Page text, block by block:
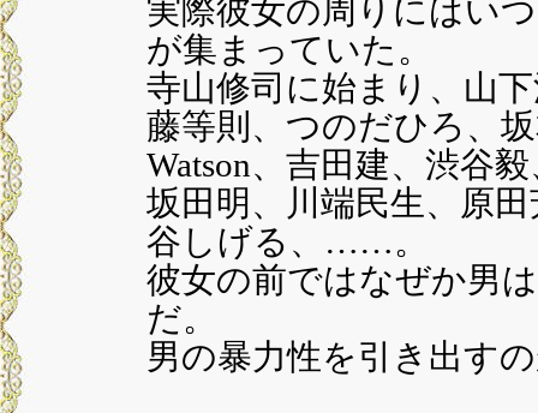
実際彼女の周りにはい
が集まっていた。
寺山修司に始まり、山
藤等則、つのだひろ、
Watson、吉田建、渋谷
坂田明、川端民生、原
谷しげる、……。
彼女の前ではなぜか男
だ。
男の暴力性を引き出す